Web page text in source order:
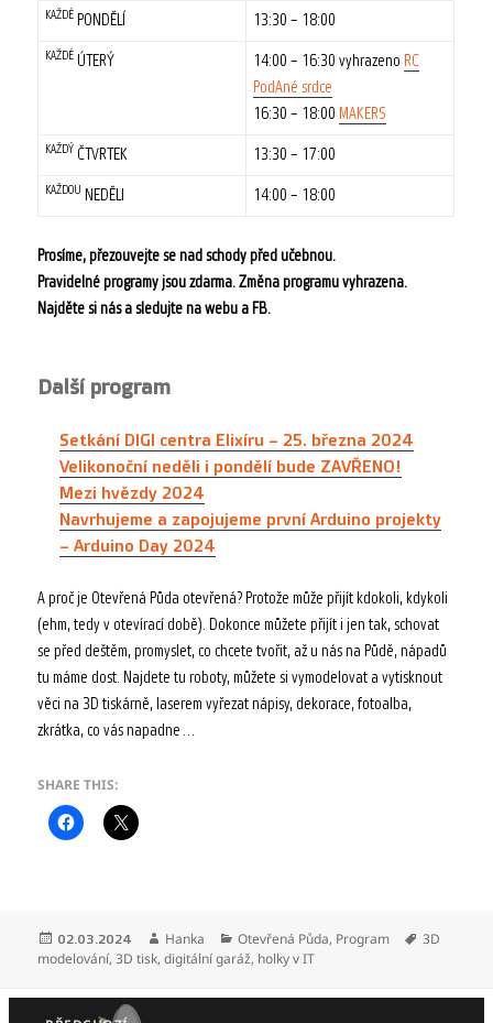
KAŽDÉ PONDĚLÍ 13:30 – 18:00
KAŽDÉ ÚTERÝ 14:00 – 16:30 vyhrazeno RC
PodAné srdce
16:30 – 18:00 MAKERS
KAŽDÝ ČTVRTEK 13:30 – 17:00
KAŽDOU NEDĚLI 14:00 – 18:00
Prosíme, přezouvejte se nad schody před učebnou.
Pravidelné programy jsou zdarma. Změna programu vyhrazena.
Najděte si nás a sledujte na webu a FB.
Další program
Setkání DIGI centra Elixíru – 25. března 2024
Velikonoční neděli i pondělí bude ZAVŘENO!
Mezi hvězdy 2024
Navrhujeme a zapojujeme první Arduino projekty
– Arduino Day 2024
A proč je Otevřená Půda otevřená? Protože může přijít kdokoli, kdykoli
(ehm, tedy v otevírací době). Dokonce můžete přijít i jen tak, schovat
se před deštěm, promyslet, co chcete tvořit, až u nás na Půdě, nápadů
tu máme dost. Najdete tu roboty, můžete si vymodelovat a vytisknout
věci na 3D tiskárně, laserem vyřezat nápisy, dekorace, fotoalba,
zkrátka, co vás napadne…
SHARE THIS:
Publikováno:
02.03.2024 Autor:
Hanka Rubriky:
Otevřená Půda, Program Štítky:
3D
modelování,3D tisk,digitální garáž, holky v IT
Navigace